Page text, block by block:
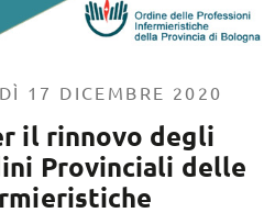
17 DICEMBRE 2020
il rinnovo degli
Provinciali delle